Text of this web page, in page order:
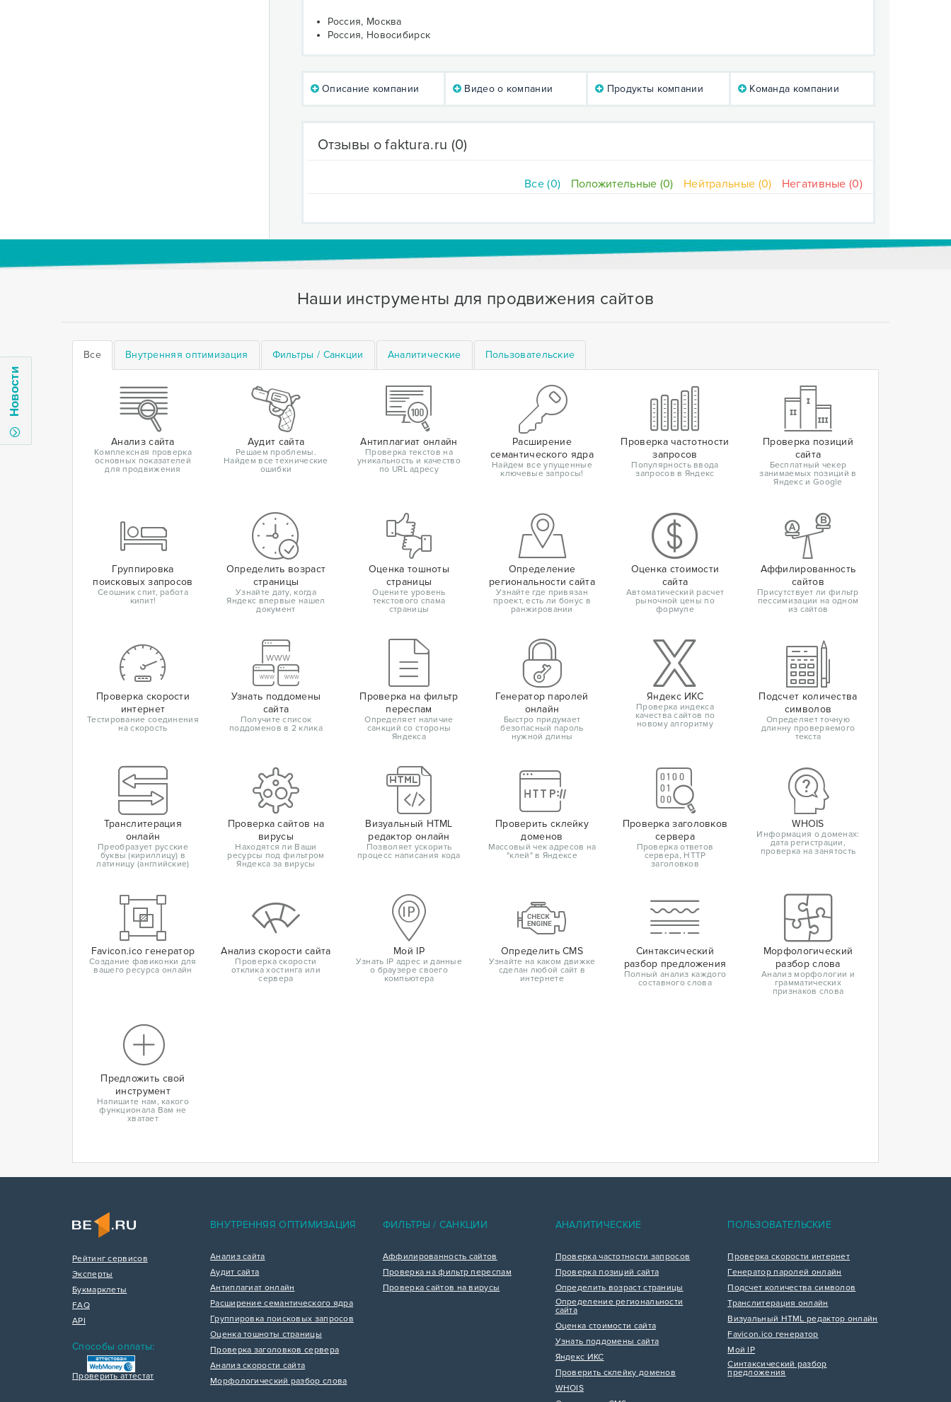
Новости
Россия, Москва
Россия, Новосибирск
Описание компании Видео о компании Продукты компании Команда компании
Отзывы о faktura.ru (0)
Все (0) Положительные (0) Нейтральные (0) Негативные (0)
Наши инструменты для продвижения сайтов
Все Внутренняя оптимизация Фильтры / Санкции Аналитические Пользовательские
Анализ сайта
Комплексная проверка
основных показателей
для продвижения
Аудит сайта
Решаем проблемы.
Найдем все технические
ошибки
Антиплагиат онлайн
Проверка текстов на
уникальность и качество
по URL адресу
Расширение
семантического ядра
Найдем все упущенные
ключевые запросы!
Проверка частотности
запросов
Популярность ввода
запросов в Яндекс
Проверка позиций
сайта
Бесплатный чекер
занимаемых позиций в
Яндекс и Google
Группировка
поисковых запросов
Сеошник спит, работа
кипит!
Определить возраст
страницы
Узнайте дату, когда
Яндекс впервые нашел
документ
Оценка тошноты
страницы
Оцените уровень
текстового спама
страницы
Определение
региональности сайта
Узнайте где привязан
проект, есть ли бонус в
ранжировании
Оценка стоимости
сайта
Автоматический расчет
рыночной цены по
формуле
Аффилированность
сайтов
Присутствует ли фильтр
пессимизации на одном
из сайтов
Проверка скорости
интернет
Тестирование соединения
на скорость
Узнать поддомены
сайта
Получите список
поддоменов в 2 клика
Проверка на фильтр
переспам
Определяет наличие
санкций со стороны
Яндекса
Генератор паролей
онлайн
Быстро придумает
безопасный пароль
нужной длины
Яндекс ИКС
Проверка индекса
качества сайтов по
новому алгоритму
Подсчет количества
символов
Определяет точную
длинну проверяемого
текста
Транслитерация
онлайн
Преобразует русские
буквы (кириллицу) в
латиницу (английские)
Проверка сайтов на
вирусы
Находятся ли Ваши
ресурсы под фильтром
Яндекса за вирусы
Визуальный HTML
редактор онлайн
Позволяет ускорить
процесс написания кода
Проверить склейку
доменов
Массовый чек адресов на
"клей" в Яндексе
Проверка заголовков
сервера
Проверка ответов
сервера, HTTP
заголовков
WHOIS
Информация о доменах:
дата регистрации,
проверка на занятость
Favicon.ico генератор
Создание фавиконки для
вашего ресурса онлайн
Анализ скорости сайта
Проверка скорости
отклика хостинга или
сервера
Мой IP
Узнать IP адрес и данные
о браузере своего
компьютера
Определить CMS
Узнайте на каком движке
сделан любой сайт в
интернете
Синтаксический
разбор предложения
Полный анализ каждого
составного слова
Морфологический
разбор слова
Анализ морфологии и
грамматических
признаков слова
Предложить свой
инструмент
Напишите нам, какого
функционала Вам не
хватает
Рейтинг сервисов
Эксперты
Букмарклеты
FAQ
API
Способы оплаты:
Проверить аттестат
ВНУТРЕННЯЯ ОПТИМИЗАЦИЯ
Анализ сайта
Аудит сайта
Антиплагиат онлайн
Расширение семантического ядра
Группировка поисковых запросов
Оценка тошноты страницы
Проверка заголовков сервера
Анализ скорости сайта
Морфологический разбор слова
ФИЛЬТРЫ / САНКЦИИ
Аффилированность сайтов
Проверка на фильтр переспам
Проверка сайтов на вирусы
АНАЛИТИЧЕСКИЕ
Проверка частотности запросов
Проверка позиций сайта
Определить возраст страницы
Определение региональности
сайта
Оценка стоимости сайта
Узнать поддомены сайта
Яндекс ИКС
Проверить склейку доменов
WHOIS
ПОЛЬЗОВАТЕЛЬСКИЕ
Проверка скорости интернет
Генератор паролей онлайн
Подсчет количества символов
Транслитерация онлайн
Визуальный HTML редактор онлайн
Favicon.ico генератор
Мой IP
Синтаксический разбор
предложения